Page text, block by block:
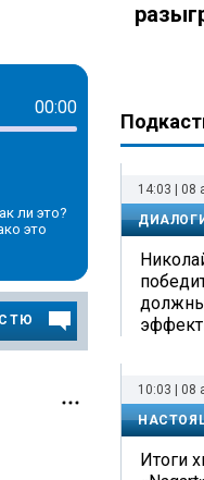
00:00
ли это?
это
14:03 | 08
10:03 | 08
Итоги